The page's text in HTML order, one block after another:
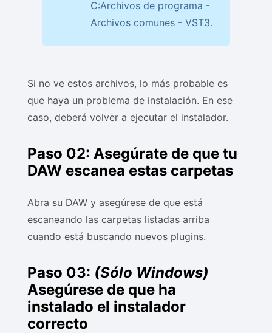
C:Archivos de programa -
Archivos comunes - VST3.
Si no ve estos archivos, lo más probable es
que haya un problema de instalación. En ese
caso, deberá volver a ejecutar el instalador.
Paso 02: Asegúrate de que tu
DAW escanea estas carpetas
Abra su DAW y asegúrese de que está
escaneando las carpetas listadas arriba
cuando está buscando nuevos plugins.
Paso 03: (Sólo Windows)
Asegúrese de que ha
instalado el instalador
correcto